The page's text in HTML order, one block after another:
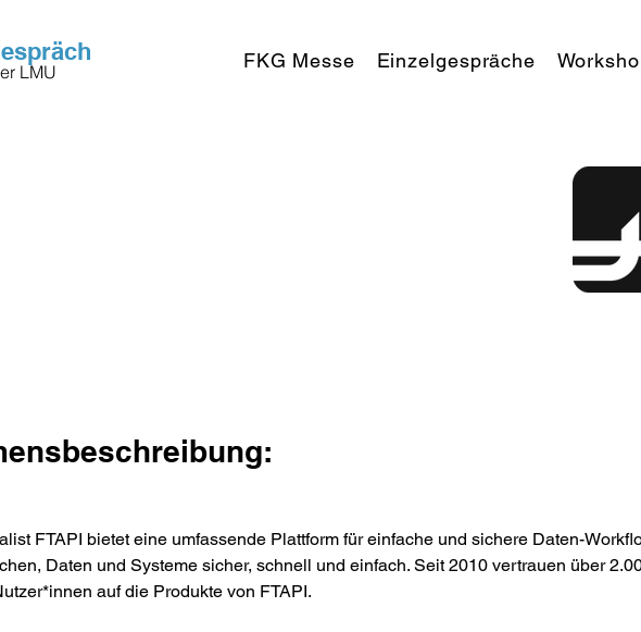
LMU FKG Messe Einzelgespräche
FTAPI bietet eine umfassende Plattform für einfache und sichere Daten-
Daten und Systeme sicher, schnell und einfach. Seit 2010 vertrauen über
auf die Produkte von FTAPI.